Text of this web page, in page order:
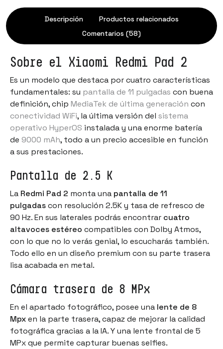
Descripción
Productos relacionados
Comentarios (58)
Sobre el Xiaomi Redmi Pad 2
Es un modelo que destaca por cuatro características
fundamentales: su pantalla de 11 pulgadas con buena
definición, chip MediaTek de última generación con
conectividad WiFi, la última versión del sistema
operativo HyperOS instalada y una enorme batería
de 9000 mAh, todo a un precio accesible en función
a sus prestaciones.
Pantalla de 2.5 K
La Redmi Pad 2 monta una pantalla de 11
pulgadascon resolución 2.5K y tasa de refresco de
90 Hz. En sus laterales podrás encontrar cuatro
altavoces estéreo compatibles con Dolby Atmos,
con lo que no lo verás genial, lo escucharás también.
Todo ello en un diseño premium con su parte trasera
lisa acabada en metal.
Cámara trasera de 8 MPx
En el apartado fotográfico, posee una lente de 8
Mpxen la parte trasera, capaz de mejorar la calidad
fotográfica gracias a la IA. Y una lente frontal de 5
MPx que permite capturar buenas selfies.